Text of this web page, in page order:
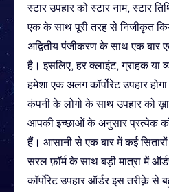
स्टार उपहार को स्टार नाम, स्टार
एक के साथ पूरी तरह से निजीकृत
अद्वितीय पंजीकरण के साथ एक बार
है। इसलिए, हर क्लाइंट, ग्राहक या
हमेशा एक अलग कॉर्पोरेट उपहार
कंपनी के लोगो के साथ उपहार को
आपकी इच्छाओं के अनुसार प्रत्येक
हैं। आसानी से एक बार में कई
सरल फ़ॉर्म के साथ बड़ी मात्रा में
कॉर्पोरेट उपहार ऑर्डर इस तरीक़े से